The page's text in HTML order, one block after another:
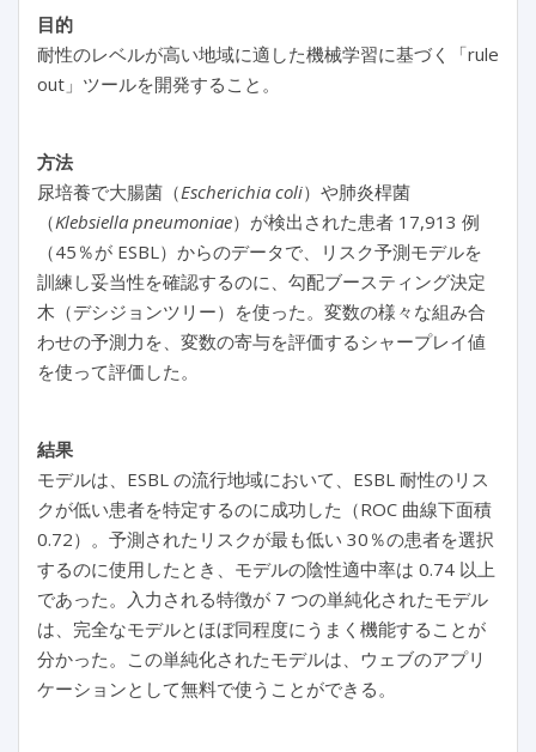
目的
耐性のレベルが高い地域に適した機械学習に基づく「rule
out」ツールを開発すること。
方法
尿培養で大腸菌（Escherichia coli）や肺炎桿菌
（Klebsiella pneumoniae）が検出された患者 17,913 例
（45％が ESBL）からのデータで、リスク予測モデルを
訓練し妥当性を確認するのに、勾配ブースティング決定
木（デシジョンツリー）を使った。変数の様々な組み合
わせの予測力を、変数の寄与を評価するシャープレイ値
を使って評価した。
結果
モデルは、ESBL の流行地域において、ESBL 耐性のリス
クが低い患者を特定するのに成功した（ROC 曲線下面積
0.72）。予測されたリスクが最も低い 30％の患者を選択
するのに使用したとき、モデルの陰性適中率は 0.74 以上
であった。入力される特徴が 7 つの単純化されたモデル
は、完全なモデルとほぼ同程度にうまく機能することが
分かった。この単純化されたモデルは、ウェブのアプリ
ケーションとして無料で使うことができる。